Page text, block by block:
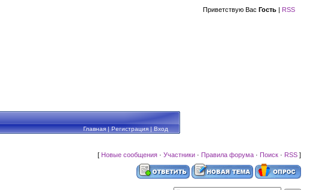
Приветствую Вас Гость | RSS
Главная|Регистрация|Вход
[ Новые сообщения · Участники · Правила форума · Поиск · RSS ]